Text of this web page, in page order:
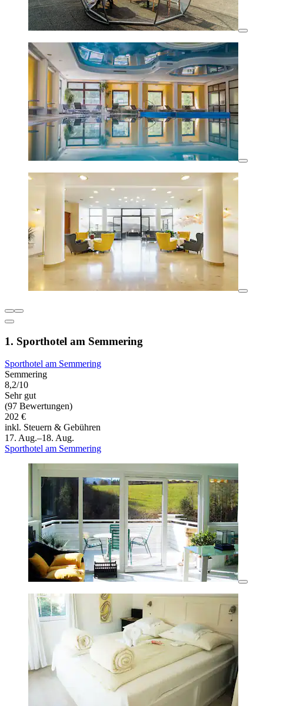
1. Sporthotel am Semmering
Sporthotel am Semmering
Semmering
8,2/10
Sehr gut
(97 Bewertungen)
202 €
inkl. Steuern & Gebühren
17. Aug.–18. Aug.
Sporthotel am Semmering